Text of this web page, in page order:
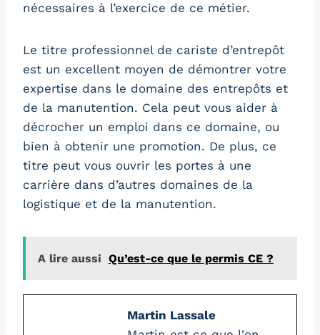
nécessaires à l’exercice de ce métier.
Le titre professionnel de cariste d’entrepôt
est un excellent moyen de démontrer votre
expertise dans le domaine des entrepôts et
de la manutention. Cela peut vous aider à
décrocher un emploi dans ce domaine, ou
bien à obtenir une promotion. De plus, ce
titre peut vous ouvrir les portes à une
carrière dans d’autres domaines de la
logistique et de la manutention.
A lire aussi Qu’est-ce que le permis CE ?
Martin Lassale